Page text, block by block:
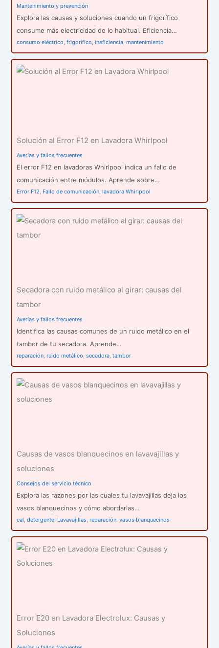
Mantenimiento y prevención
Explora las causas y soluciones cuando un frigorífico
consume más electricidad de lo habitual. Eficiencia…
consumo eléctrico,frigorífico,ineficiencia,mantenimiento
Solución al Error F12 en Lavadora Whirlpool
Averías y fallos frecuentes
El error F12 en lavadoras Whirlpool indica un fallo de
comunicación entre módulos. Aprende sobre…
Error F12, Fallo de comunicación,lavadora Whirlpool
Secadora con ruido metálico al girar: causas del
tambor
Averías y fallos frecuentes
Identifica las causas comunes de un ruido metálico en el
tambor de tu secadora. Aprende…
reparación,ruido metálico,secadora,tambor
Causas de vasos blanquecinos en lavavajillas y
soluciones
Consejos del servicio técnico
Explora las razones por las cuales tu lavavajillas deja los
vasos blanquecinos y cómo abordarlas…
cal,detergente, Lavavajillas,reparación,vasos blanquecinos
Error E20 en Lavadora Electrolux: Causas y
Soluciones